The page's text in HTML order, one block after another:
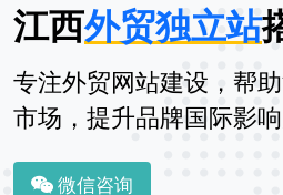
江西外贸独立站
专注外贸网站建设，帮
市场，提升品牌国际影响
微信咨询